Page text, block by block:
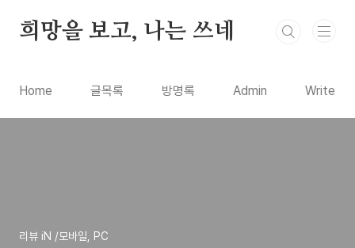
희망을 보고, 나는 쓰네
Home 글목록 방명록 Admin Write
리뷰 iN /모바일, PC